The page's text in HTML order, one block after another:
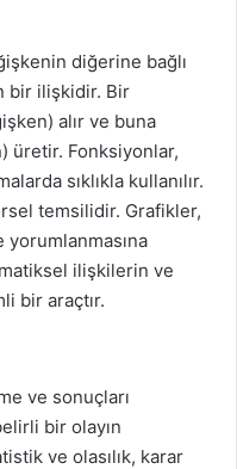
diğerine bağlı
bir ilişkidir. Bir
alır ve buna
üretir. Fonksiyonlar,
sıklıkla kullanılır.
temsilidir. Grafikler,
yorumlanmasına
ilişkilerin ve
bir araçtır.
ve sonuçları
bir olayın
ve olasılık, karar